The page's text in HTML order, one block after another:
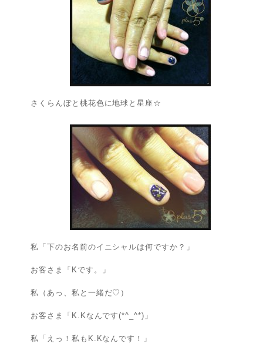
さくらんぼと桃花色に地球と星座☆
私「下のお名前のイニシャルは何ですか？」
お客さま「Kです。」
私（あっ、私と一緒だ♡）
お客さま「K.Kなんです(*^_^*)」
私「えっ！私もK.Kなんです！」